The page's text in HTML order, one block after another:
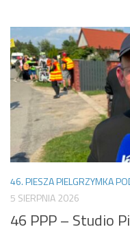
46. PIESZA PIELGRZYMKA
5 SIERPNIA 2026
46 PPP – Studio